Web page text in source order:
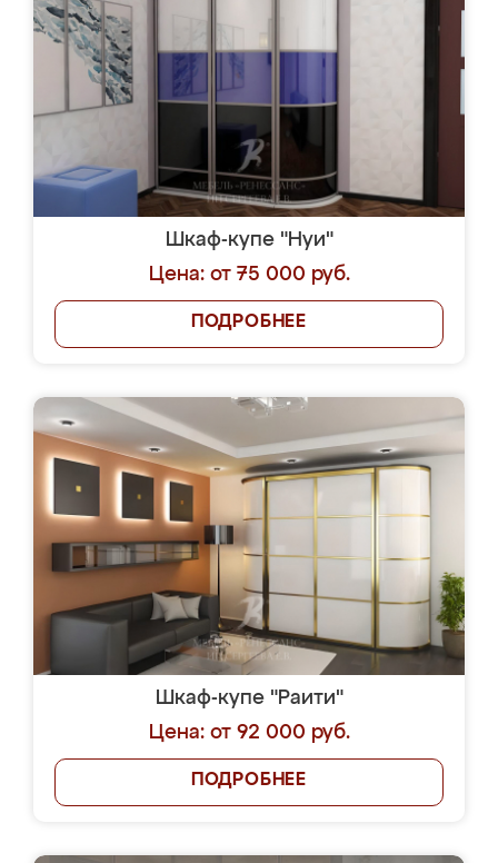
Шкаф-купе "Нуи"
Цена: от 75 000 руб.
ПОДРОБНЕЕ
Шкаф-купе "Раити"
Цена: от 92 000 руб.
ПОДРОБНЕЕ